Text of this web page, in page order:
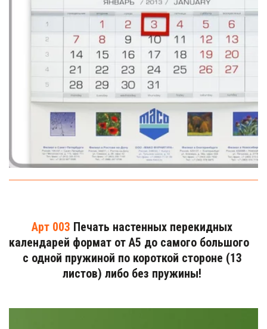
Арт 003 Печать настенных перекидных
календарей формат от А5 до самого большого
с одной пружиной по короткой стороне (13
листов) либо без пружины!